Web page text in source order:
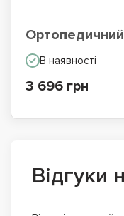
В наявності
3 696 грн
Відгуки